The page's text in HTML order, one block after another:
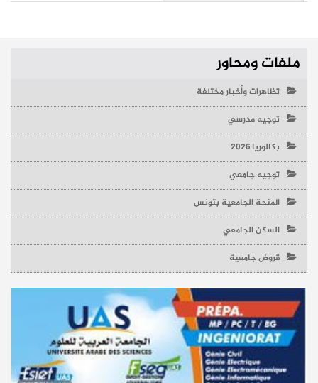
ملفات ومحاور
تظاهرات وأخبار مختلفة
توجيه مدرسي
بكالوريا 2026
توجيه جامعي
المنحة الجامعية بتونس
السكن الجامعي
قروض جامعية